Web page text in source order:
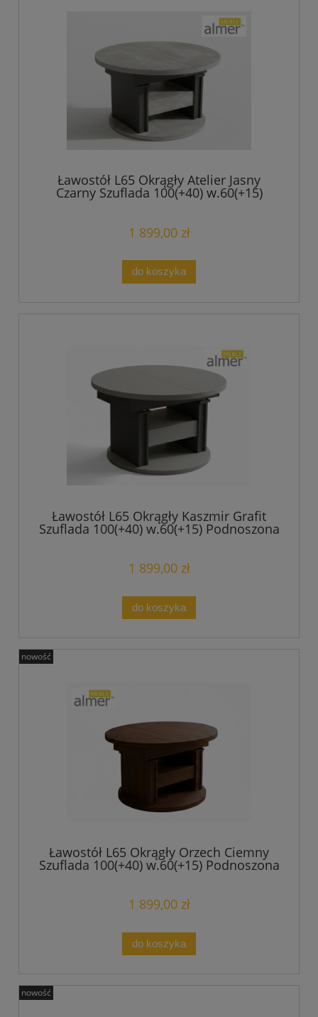
Ławostół L65 Okrągły Atelier Jasny
Czarny Szuflada 100(+40) w.60(+15)
Podnoszona Rozkładana Ława Stolik
1 899,00 zł
do koszyka
Ławostół L65 Okrągły Kaszmir Grafit
Szuflada 100(+40) w.60(+15) Podnoszona
Rozkładana Ława Stolik
1 899,00 zł
do koszyka
Ławostół L65 Okrągły Orzech Ciemny
Szuflada 100(+40) w.60(+15) Podnoszona
Rozkładana Ława Stolik
1 899,00 zł
do koszyka
nowość
nowość